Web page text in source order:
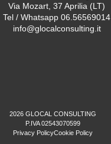
Via Mozart, 37 Aprilia (LT)
Tel / Whatsapp 06.56569014
info@glocalconsulting.it
2026 GLOCAL CONSULTING
P.IVA 02543070599
Privacy PolicyCookie Policy